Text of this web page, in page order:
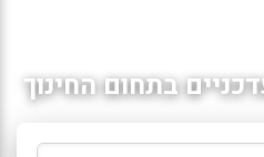
בתחום החינוך